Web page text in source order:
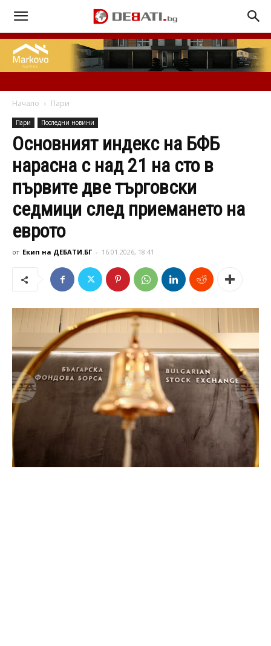
Начало Пари
Пари Последни новини
Основният индекс на БФБ
нарасна с над 21 на сто в
първите две търговски
седмици след приемането на
еврото
от Екип на ДЕБАТИ.БГ - 16.01.2026, 18:41